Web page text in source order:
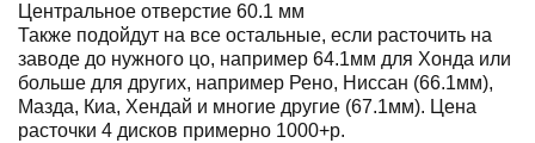
Центральное отверстие 60.1 мм
Также подойдут на все остальные, если расточить на
заводе до нужного цо, например 64.1мм для Хонда или
больше для других, например Рено, Ниссан (66.1мм),
Мазда, Киа, Хендай и многие другие (67.1мм). Цена
расточки 4 дисков примерно 1000+р.